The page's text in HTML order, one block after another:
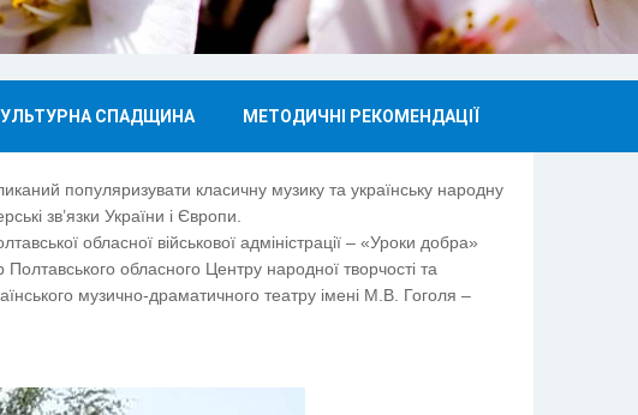
СПАДЩИНА МЕТОДИЧНІ РЕКОМЕНДАЦІЇ
популяризувати класичну музику та українську народну
зв’язки України і Європи.
обласної військової адміністрації – «Уроки добра»
обласного Центру народної творчості та
музично-драматичного театру імені М.В. Гоголя –